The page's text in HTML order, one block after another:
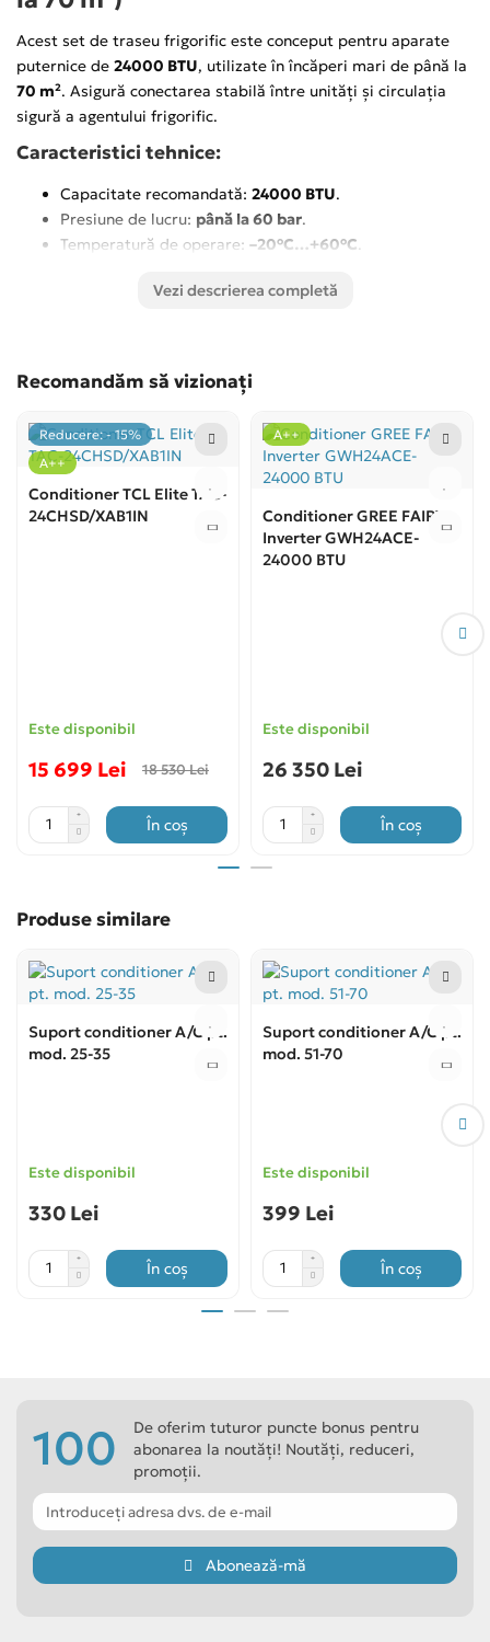
Acest set de traseu frigorific este conceput pentru aparate
puternice de 24000 BTU, utilizate în încăperi mari de până la
70 m². Asigură conectarea stabilă între unități și circulația
sigură a agentului frigorific.
Caracteristici tehnice:
Capacitate recomandată: 24000 BTU.
Presiune de lucru: până la 60 bar.
Temperatură de operare: –20°C…+60°C.
Include toate componentele necesare pentru instalare.
Cupru gros, durabil și rezistent la presiuni ridicate.
Etanșeitate excelentă pentru funcționare sigură și
eficientă.
Utilizare:
Ideal pentru camere mari, oficii, spații comerciale sau
industriale. O traseu frigorific corect instalat asigură
Vezi descrierea completă
Recomandăm să vizionați
Reducere: - 15%
A++
Conditioner TCL Elite TAC-
24CHSD/XAB1IN
Este disponibil
15 699 Lei 18 530 Lei
În coș
A++
Conditioner GREE FAIRY
Inverter GWH24ACE-
24000 BTU
Este disponibil
26 350 Lei
În coș
Produse similare
Suport conditioner A/C pt.
mod. 25-35
Este disponibil
330 Lei
În coș
Suport conditioner A/C pt.
mod. 51-70
Este disponibil
399 Lei
În coș
100
De oferim tuturor puncte bonus pentru
abonarea la noutăți! Noutăți, reduceri,
promoții.
Abonează-mă